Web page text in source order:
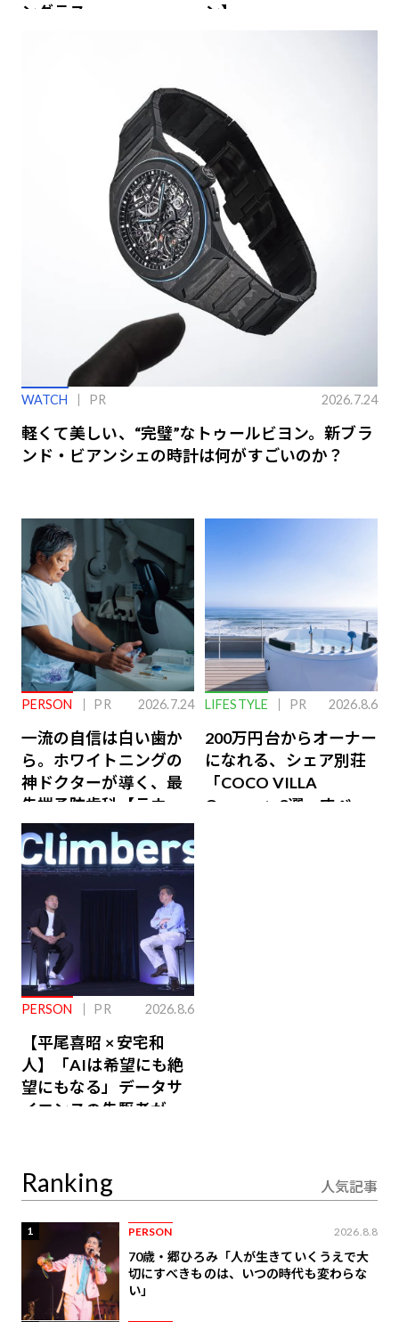
ングラス
ン】
WATCH PR 2026.7.24
軽くて美しい、“完璧”なトゥールビヨン。新ブラ
ンド・ビアンシェの時計は何がすごいのか？
PERSON PR 2026.7.24
一流の自信は白い歯か
ら。ホワイトニングの
神ドクターが導く、最
先端予防歯科【ラウン
ジ会員特典あり】
LIFESTYLE PR 2026.8.6
200万円台からオーナー
になれる、シェア別荘
「COCO VILLA
Owners」3選。すべて
PERSON PR 2026.8.6
【平尾喜昭 × 安宅和
人】「AIは希望にも絶
望にもなる」データサ
イエンスの先駆者が語
Ranking 人気記事
1 PERSON 2026.8.8
70歳・郷ひろみ「人が生きていくうえで大
切にすべきものは、いつの時代も変わらな
い」